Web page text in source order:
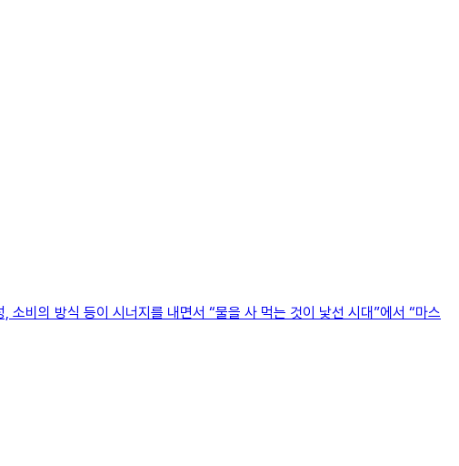
비의 방식 등이 시너지를 내면서 “물을 사 먹는 것이 낯선 시대”에서 “마스